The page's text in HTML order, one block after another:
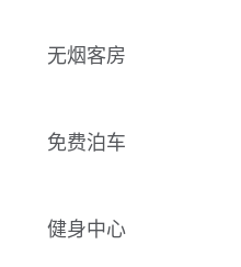
无烟客房
免费泊车
健身中心